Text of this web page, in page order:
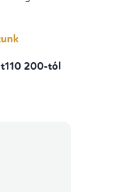
200-tól